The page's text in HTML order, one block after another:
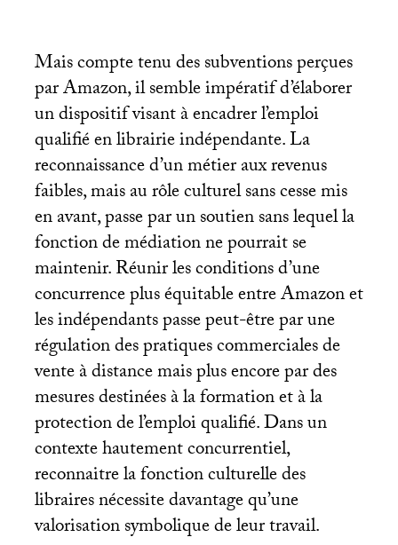
Mais compte tenu des subventions perçues
par Amazon, il semble impératif d’élaborer
un dispositif visant à encadrer l’emploi
qualifié en librairie indépendante. La
reconnaissance d’un métier aux revenus
faibles, mais au rôle culturel sans cesse mis
en avant, passe par un soutien sans lequel la
fonction de médiation ne pourrait se
maintenir. Réunir les conditions d’une
concurrence plus équitable entre Amazon et
les indépendants passe peut-être par une
régulation des pratiques commerciales de
vente à distance mais plus encore par des
mesures destinées à la formation et à la
protection de l’emploi qualifié. Dans un
contexte hautement concurrentiel,
reconnaitre la fonction culturelle des
libraires nécessite davantage qu’une
valorisation symbolique de leur travail.